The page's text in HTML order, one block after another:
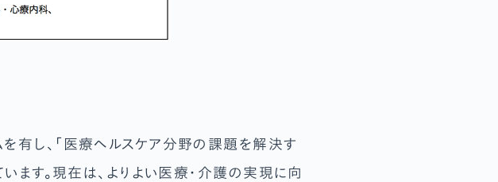
有し、「医療ヘルスケア分野の課題を解決す
います。現在は、よりよい医療・介護の実現に向